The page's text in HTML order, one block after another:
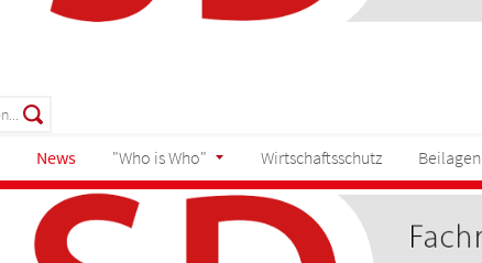
News "Who is Who" Wirtschaftsschutz Beilagen